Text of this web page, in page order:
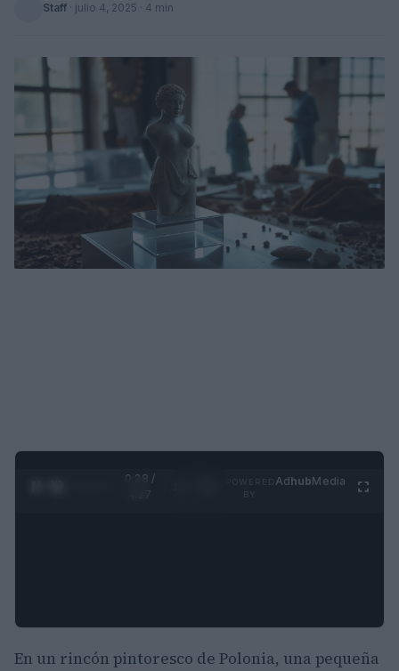
Staff · julio 4, 2025 · 4 min
0:29 /
AdhubMedia
En un rincón pintoresco de Polonia, una pequeña